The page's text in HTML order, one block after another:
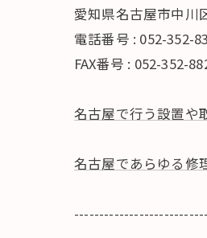
愛知県名古屋市中川
電話番号 : 052-352-
FAX番号 : 052-352-
名古屋で行う設置や
名古屋であらゆる修